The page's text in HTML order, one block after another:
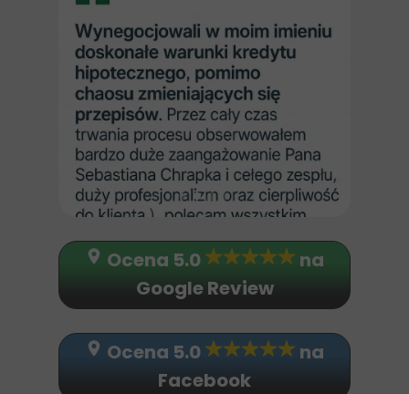
Ocena 5.0
na
Facebook
Ocena 5.0
na
Google Review